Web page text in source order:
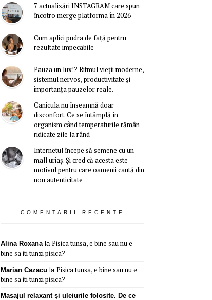
7 actualizări INSTAGRAM care spun
încotro merge platforma în 2026
Cum aplici pudra de față pentru
rezultate impecabile
Pauza un lux!? Ritmul vieții moderne,
sistemul nervos, productivitate și
importanța pauzelor reale.
Canicula nu înseamnă doar
disconfort. Ce se întâmplă în
organism când temperaturile rămân
ridicate zile la rând
Internetul începe să semene cu un
mall uriaș. Și cred că acesta este
motivul pentru care oamenii caută din
nou autenticitate
COMENTARII RECENTE
Alina Roxanala Pisica tunsa, e bine sau nu e
bine sa iti tunzi pisica?
Marian Cazacu la Pisica tunsa, e bine sau nu e
bine sa iti tunzi pisica?
Masajul relaxant și uleiurile folosite. De ce